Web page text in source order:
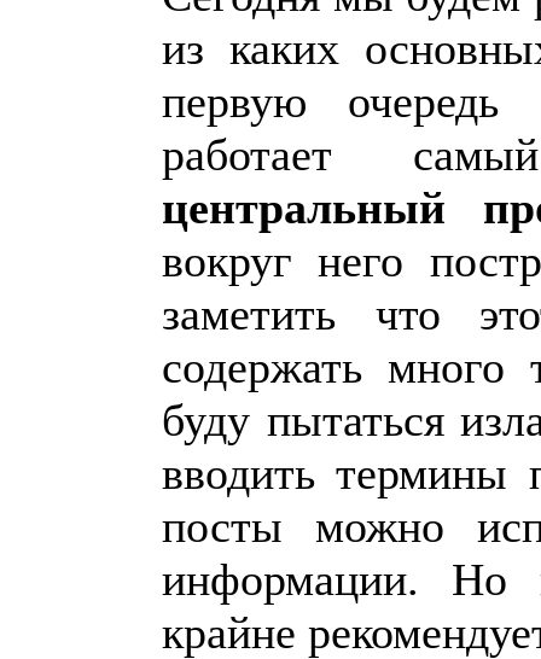
из каких
первую
работает
центральный
вокруг него
заметить что
содержать
буду пытаться
вводить термины
посты можно
информации. Но
крайне